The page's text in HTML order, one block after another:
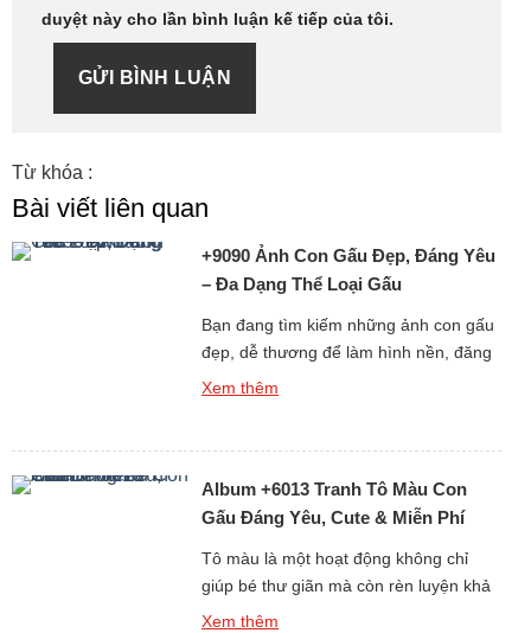
duyệt này cho lần bình luận kế tiếp của tôi.
GỬI BÌNH LUẬN
Từ khóa :
Bài viết liên quan
+9090 Ảnh Con Gấu Đẹp, Đáng Yêu
– Đa Dạng Thể Loại Gấu
Bạn đang tìm kiếm những ảnh con gấu
đẹp, dễ thương để làm hình nền, đăng
story, hoặc chia sẻ với bạn bè? Bộ sưu
ngầu, đến những ảnh gấu […]
Xem thêm
Album +6013 Tranh Tô Màu Con
Gấu Đáng Yêu, Cute & Miễn Phí
Tô màu là một hoạt động không chỉ
giúp bé thư giãn mà còn rèn luyện khả
năng tư duy, sự kiên nhẫn và óc sáng
Xem thêm